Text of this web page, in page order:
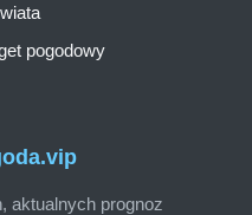
aktualnych prognoz
pogodowy